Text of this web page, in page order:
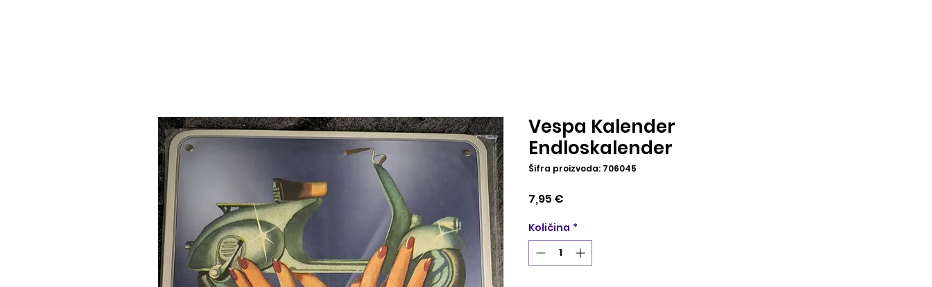
Vespa Kalender
Endloskalender
Šifra proizvoda: 706045
7,95 €
Količina *